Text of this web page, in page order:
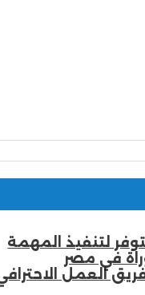
في مصر